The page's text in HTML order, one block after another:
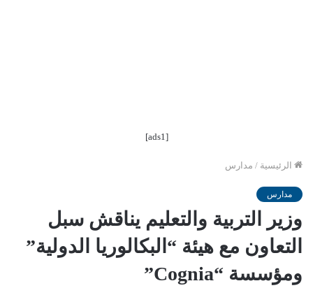
[ads1]
الرئيسية / مدارس
مدارس
وزير التربية والتعليم يناقش سبل
التعاون مع هيئة “البكالوريا الدولية”
ومؤسسة “Cognia”